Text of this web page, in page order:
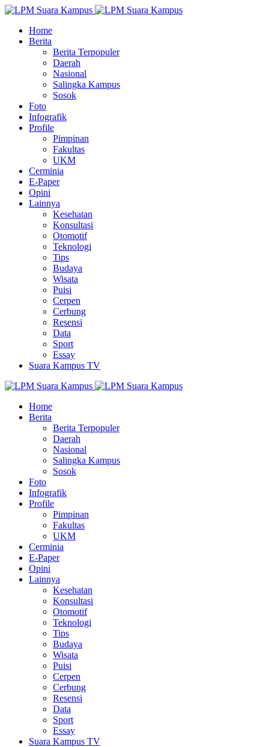
Home
Berita
Berita Terpopuler
Daerah
Nasional
Salingka Kampus
Sosok
Foto
Infografik
Profile
Pimpinan
Fakultas
UKM
Cerminia
E-Paper
Opini
Lainnya
Kesehatan
Konsultasi
Otomotif
Teknologi
Tips
Budaya
Wisata
Puisi
Cerpen
Cerbung
Resensi
Data
Sport
Essay
Suara Kampus TV
Home
Berita
Berita Terpopuler
Daerah
Nasional
Salingka Kampus
Sosok
Foto
Infografik
Profile
Pimpinan
Fakultas
UKM
Cerminia
E-Paper
Opini
Lainnya
Kesehatan
Konsultasi
Otomotif
Teknologi
Tips
Budaya
Wisata
Puisi
Cerpen
Cerbung
Resensi
Data
Sport
Essay
Suara Kampus TV